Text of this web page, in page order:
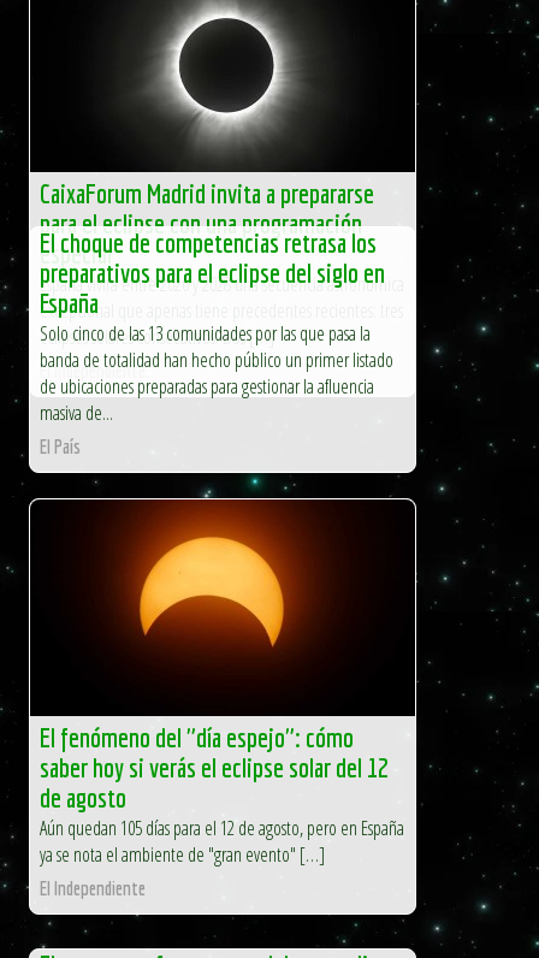
CaixaForum Madrid invita a prepararse
para el eclipse con una programación
especial
España vivirá entre 2026 y 2028 una secuencia astronómica
excepcional que apenas tiene precedentes recientes: tres
eclipses solares consecutivos. Dos […]
El Independiente
El choque de competencias retrasa los
preparativos para el eclipse del siglo en
España
Solo cinco de las 13 comunidades por las que pasa la
banda de totalidad han hecho público un primer listado
de ubicaciones preparadas para gestionar la afluencia
masiva de...
El País
El fenómeno del "día espejo": cómo
saber hoy si verás el eclipse solar del 12
de agosto
Aún quedan 105 días para el 12 de agosto, pero en España
ya se nota el ambiente de "gran evento" […]
El Independiente